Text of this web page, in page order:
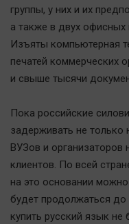
группы, у них и их
а также в двух
Изъяты компьютерная
печатей коммерческих
и свыше тысячи
Пока российские
задерживать не только
ВУЗов и организаторов
клиентов. По всей
на это основании
будет продолжаться до
купить русский язык не